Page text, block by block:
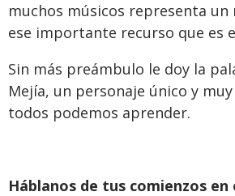
muchos músicos representa
ese importante recurso que es
Sin más preámbulo le doy la
Mejía, un personaje único y
todos podemos aprender.
Háblanos de tus comienzos en